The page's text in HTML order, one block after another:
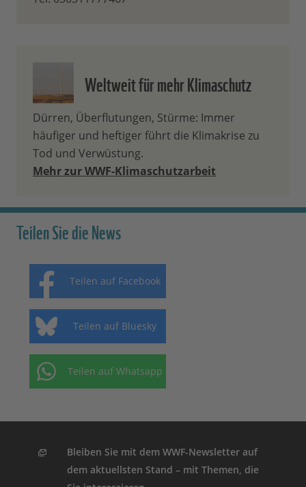
Weltweit für mehr Klimaschutz
Dürren, Überflutungen, Stürme: Immer
häufiger und heftiger führt die Klimakrise zu
Tod und Verwüstung.
Mehr zur WWF-Klimaschutzarbeit
Teilen Sie die News
Teilen auf Facebook
Teilen auf Bluesky
Teilen auf Whatsapp
Bleiben Sie mit dem WWF-Newsletter auf
dem aktuellsten Stand – mit Themen, die